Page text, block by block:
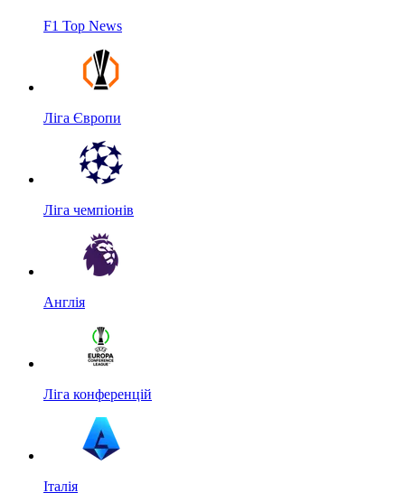
F1 Top News
Ліга Європи
Ліга чемпіонів
Англія
Ліга конференцій
Італія